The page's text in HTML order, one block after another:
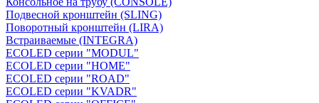
Подвесной кронштейн (SLING)
Поворотный кронштейн (LIRA)
Встраиваемые (INTEGRA)
ECOLED серии "MODUL"
ECOLED серии "HOME"
ECOLED серии "ROAD"
ECOLED серии "KVADR"